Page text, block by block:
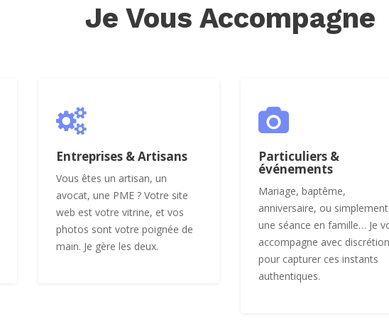
Je Vous Accompagne
Entreprises & Artisans
Vous êtes un artisan, un
avocat, une PME ? Votre site
web est votre vitrine, et vos
photos sont votre poignée de
main. Je gère les deux.
Particuliers &
événements
Mariage, baptême,
anniversaire, ou simplement
une séance en famille… Je
accompagne avec discrétion
pour capturer ces instants
authentiques.